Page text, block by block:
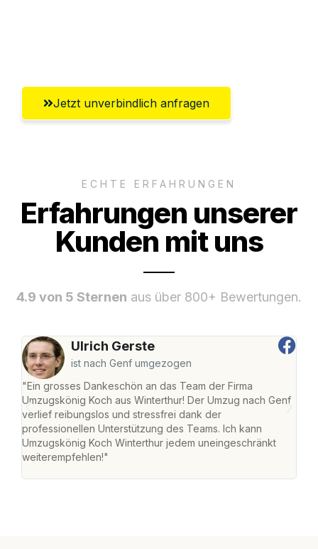
Jetzt unverbindlich anfragen
ECHTE ERFAHRUNGEN
Erfahrungen unserer
Kunden mit uns
4.9 von 5 Sternen aus über 800+ Bewertungen.
Ulrich Gerste
ist nach Genf umgezogen
"Ein grosses Dankeschön an das Team der Firma
Umzugskönig Koch aus Winterthur! Der Umzug nach Genf
verlief reibungslos und stressfrei dank der
professionellen Unterstützung des Teams. Ich kann
Umzugskönig Koch Winterthur jedem uneingeschränkt
weiterempfehlen!"